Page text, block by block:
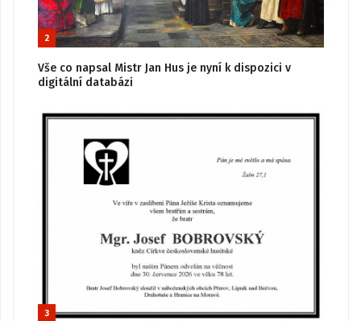
2
Vše co napsal Mistr Jan Hus je nyní k dispozici v
digitální databázi
3